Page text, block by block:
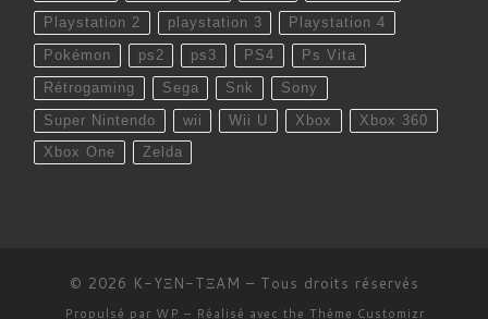
Playstation 2 playstation 3 Playstation 4
Pokémon ps2 ps3 PS4 Ps Vita
Rétrogaming Sega Snk Sony
Super Nintendo wii Wii U Xbox Xbox 360
Xbox One Zelda
© 2026 K-YΞN-TΞAM – Tous droits réservés
Propulsé par WP – Réalisé avec the Thème Customizr